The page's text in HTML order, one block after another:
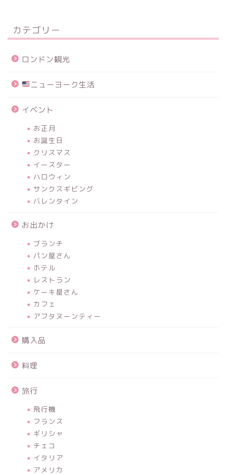
カテゴリー
ロンドン観光
ニューヨーク生活
イベント
お正月
お誕生日
クリスマス
イースター
ハロウィン
サンクスギビング
バレンタイン
お出かけ
ブランチ
パン屋さん
ホテル
レストラン
ケーキ屋さん
カフェ
アフタヌーンティー
購入品
料理
旅行
飛行機
フランス
ギリシャ
チェコ
イタリア
アメリカ